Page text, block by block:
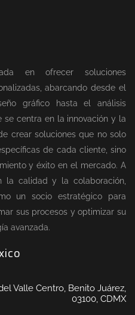
en ofrecer soluciones
abarcando desde el
gráfico hasta el análisis
se centra en la innovación y la
crear soluciones que no solo
de cada cliente, sino
y éxito en el mercado. A
la calidad y la colaboración,
un socio estratégico para
sus procesos y optimizar su
avanzada.
Valle Centro, Benito Juárez,
03100, CDMX